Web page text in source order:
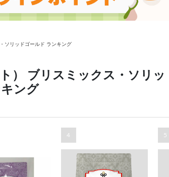
ソリッドゴールド ランキング
） ブリスミックス・ソリッ
ング
4 5